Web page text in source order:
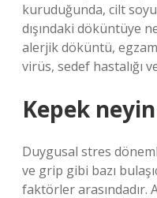
kuruduğunda, cilt
dışındaki döküntüye
alerjik döküntü,
virüs, sedef hastalığı
Kepek
Duygusal stres
ve grip gibi bazı
faktörler arasındadır.